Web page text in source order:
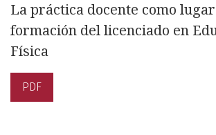
La práctica docente como
formación del licenciado en
Física
PDF